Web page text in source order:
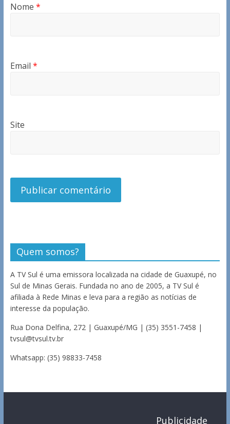
Nome *
Email *
Site
Quem somos?
A TV Sul é uma emissora localizada na cidade de Guaxupé, no
Sul de Minas Gerais. Fundada no ano de 2005, a TV Sul é
afiliada à Rede Minas e leva para a região as notícias de
interesse da população.
Rua Dona Delfina, 272 | Guaxupé/MG | (35) 3551-7458 |
tvsul@tvsul.tv.br
Whatsapp: (35) 98833-7458
Publicidade